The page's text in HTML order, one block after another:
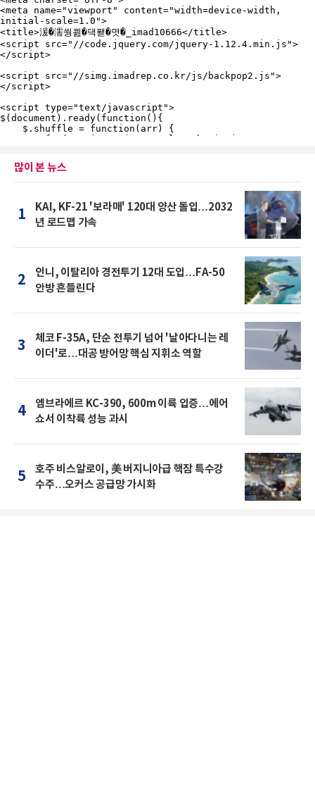
많이 본 뉴스
1
KAI, KF-21 '보라매' 120대 양산 돌입…2032
년 로드맵 가속
2
인니, 이탈리아 경전투기 12대 도입…FA-50
안방 흔들린다
3
체코 F-35A, 단순 전투기 넘어 '날아다니는 레
이더'로…대공 방어망 핵심 지휘소 역할
4
엠브라에르 KC-390, 600m 이륙 입증…에어
쇼서 이착륙 성능 과시
5
호주 비스알로이, 美 버지니아급 핵잠 특수강
수주…오커스 공급망 가시화